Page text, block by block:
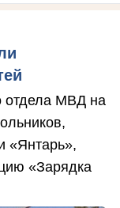
отдела МВД на
«Янтарь»,
«Зарядка